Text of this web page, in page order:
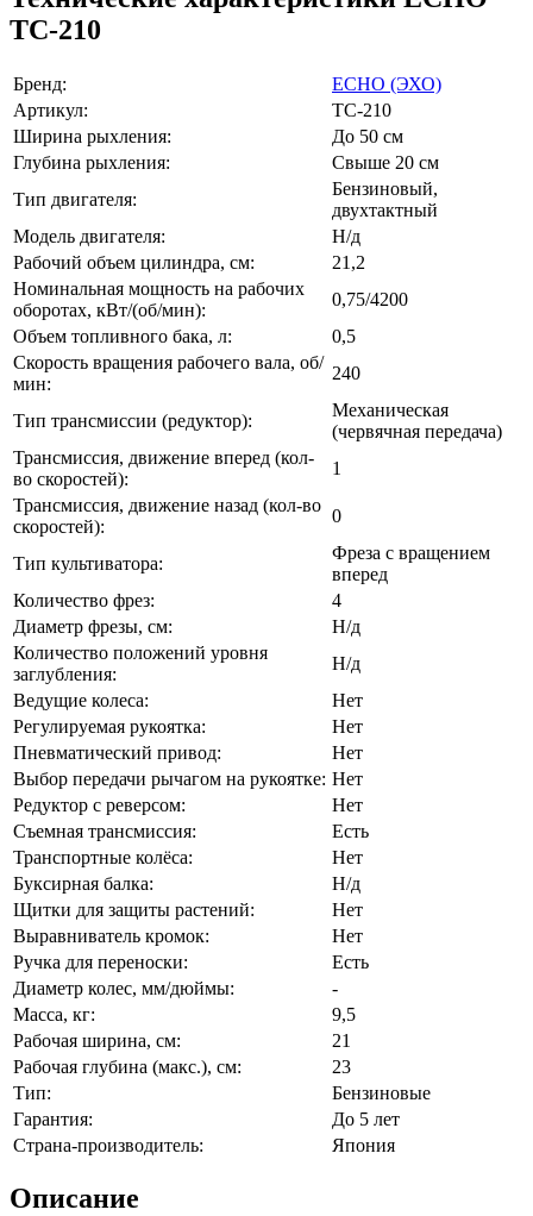
TC-210
Бренд:
ECHO (ЭХО)
Артикул:
TC-210
Ширина рыхления:
До 50 см
Глубина рыхления:
Свыше 20 см
Тип двигателя:
Бензиновый,
двухтактный
Модель двигателя:
Н/д
Рабочий объем цилиндра, см:
21,2
Номинальная мощность на рабочих
оборотах, кВт/(об/мин):
0,75/4200
Объем топливного бака, л:
0,5
Скорость вращения рабочего вала, об/
мин:
240
Тип трансмиссии (редуктор):
Механическая
(червячная передача)
Трансмиссия, движение вперед (кол-
во скоростей):
1
Трансмиссия, движение назад (кол-во
скоростей):
0
Тип культиватора:
Фреза с вращением
вперед
Количество фрез:
4
Диаметр фрезы, см:
Н/д
Количество положений уровня
заглубления:
Н/д
Ведущие колеса:
Нет
Регулируемая рукоятка:
Нет
Пневматический привод:
Нет
Выбор передачи рычагом на рукоятке: Нет
Редуктор с реверсом:
Нет
Съемная трансмиссия:
Есть
Транспортные колёса:
Нет
Буксирная балка:
Н/д
Щитки для защиты растений:
Нет
Выравниватель кромок:
Нет
Ручка для переноски:
Есть
Диаметр колес, мм/дюймы:
-
Масса, кг:
9,5
Рабочая ширина, см:
21
Рабочая глубина (макс.), см:
23
Тип:
Бензиновые
Гарантия:
До 5 лет
Страна-производитель:
Япония
Описание